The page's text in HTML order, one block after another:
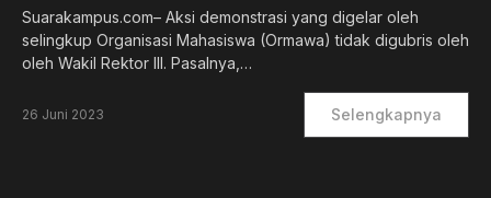
Suarakampus.com– Aksi demonstrasi yang digelar oleh
selingkup Organisasi Mahasiswa (Ormawa) tidak digubris oleh
oleh Wakil Rektor III. Pasalnya,…
26 Juni 2023 Selengkapnya